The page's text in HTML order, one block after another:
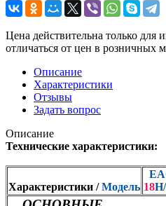
Цена действительна только для
отличаться от цен в розничных
Описание
Характеристики
Отзывы
Задать вопрос
Описание
Технические характеристики:
Характеристики /Модель 18